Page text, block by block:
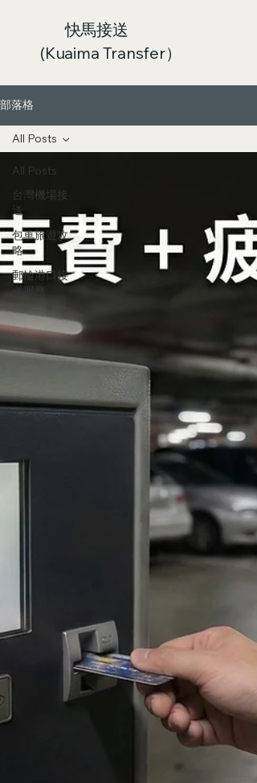
快馬接送
(Kuaima Transfer）
部落格
All Posts
台灣機場接
送
包車旅遊攻
略
郵輪港口接
送服務
All Posts